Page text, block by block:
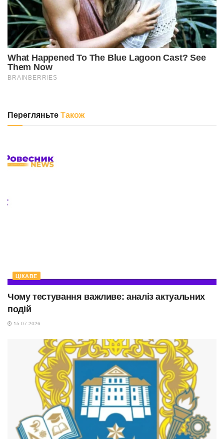
ПерегляньтеТакож
ЦІКАВЕ
Чому тестування важливе: аналіз актуальних
подій
15.07.2026